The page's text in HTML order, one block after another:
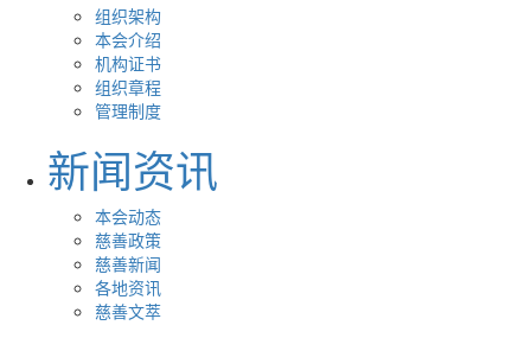
组织架构
本会介绍
机构证书
组织章程
管理制度
新闻资讯
本会动态
慈善政策
慈善新闻
各地资讯
慈善文萃